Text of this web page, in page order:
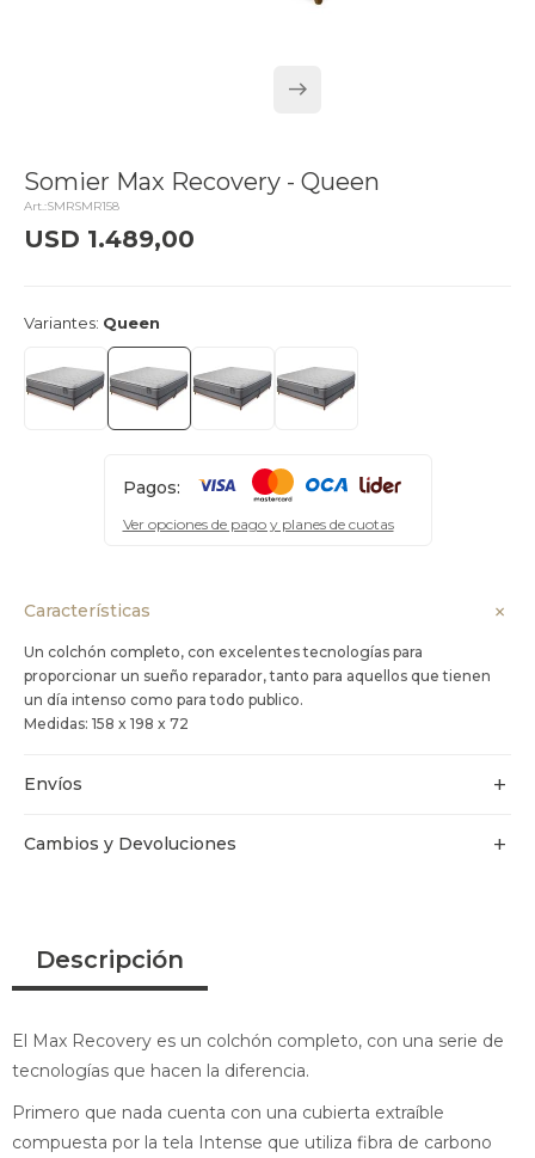
Somier Max Recovery - Queen
SMRSMR158
USD 1.489,00
Variantes: Queen
Pagos:
Ver opciones de pago y planes de cuotas
Características
Un colchón completo, con excelentes tecnologías para
proporcionar un sueño reparador, tanto para aquellos que tienen
un día intenso como para todo publico.
Medidas: 158 x 198 x 72
Envíos
Cambios y Devoluciones
Descripción
El Max Recovery es un colchón completo, con una serie de
tecnologías que hacen la diferencia.
Primero que nada cuenta con una cubierta extraíble
compuesta por la tela Intense que utiliza fibra de carbono